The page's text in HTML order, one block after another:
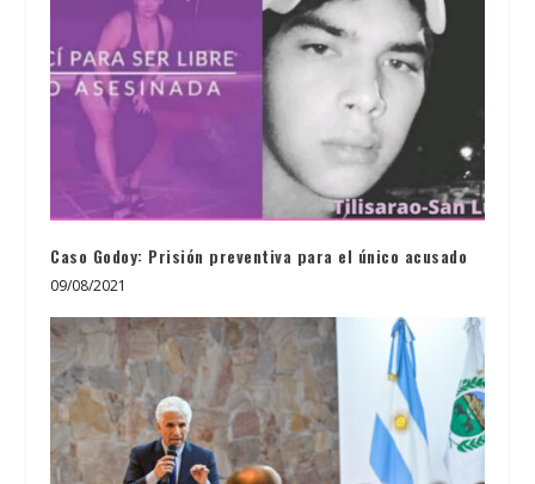
Caso Godoy: Prisión preventiva para el único acusado
09/08/2021